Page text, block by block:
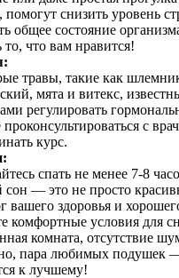
помогут снизить уровень
общее состояние
то, что вам нравится!
травы, такие как
мята и витекс,
регулировать
проконсультироваться с
курс.
спать не менее 7-8
сон — это не просто
вашего здоровья и
комфортные условия для
комната, отсутствие
пара любимых подушек
к лучшему!